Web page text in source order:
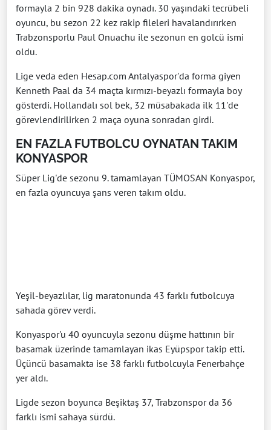
formayla 2 bin 928 dakika oynadı. 30 yaşındaki tecrübeli
oyuncu, bu sezon 22 kez rakip fileleri havalandırırken
Trabzonsporlu Paul Onuachu ile sezonun en golcü ismi
oldu.
Lige veda eden Hesap.com Antalyaspor'da forma giyen
Kenneth Paal da 34 maçta kırmızı-beyazlı formayla boy
gösterdi. Hollandalı sol bek, 32 müsabakada ilk 11'de
görevlendirilirken 2 maça oyuna sonradan girdi.
EN FAZLA FUTBOLCU OYNATAN TAKIM
KONYASPOR
Süper Lig'de sezonu 9. tamamlayan TÜMOSAN Konyaspor,
en fazla oyuncuya şans veren takım oldu.
Yeşil-beyazlılar, lig maratonunda 43 farklı futbolcuya
sahada görev verdi.
Konyaspor'u 40 oyuncuyla sezonu düşme hattının bir
basamak üzerinde tamamlayan ikas Eyüpspor takip etti.
Üçüncü basamakta ise 38 farklı futbolcuyla Fenerbahçe
yer aldı.
Ligde sezon boyunca Beşiktaş 37, Trabzonspor da 36
farklı ismi sahaya sürdü.